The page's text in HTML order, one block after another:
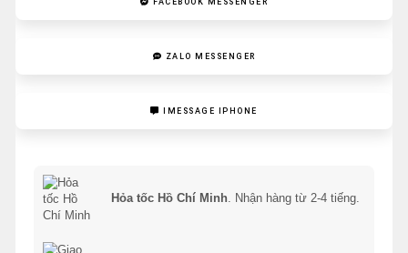
FACEBOOK MESSENGER
ZALO MESSENGER
IMESSAGE IPHONE
Hỏa tốc Hồ Chí Minh. Nhận hàng từ 2-4 tiếng.